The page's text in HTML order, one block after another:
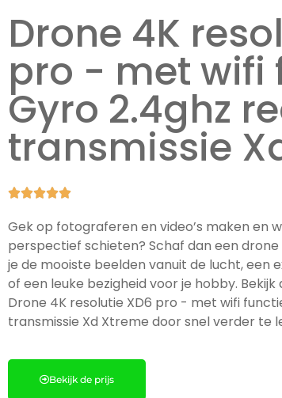
Drone 4K
pro - met wifi
Gyro 2.4ghz
transmissie

Gek op fotograferen en video’s maken en
perspectief schieten? Schaf dan een
je de mooiste beelden vanuit de lucht, een
of een leuke bezigheid voor je hobby.
Drone 4K resolutie XD6 pro - met wifi
transmissie Xd Xtreme door snel verder te
Bekijk de prijs